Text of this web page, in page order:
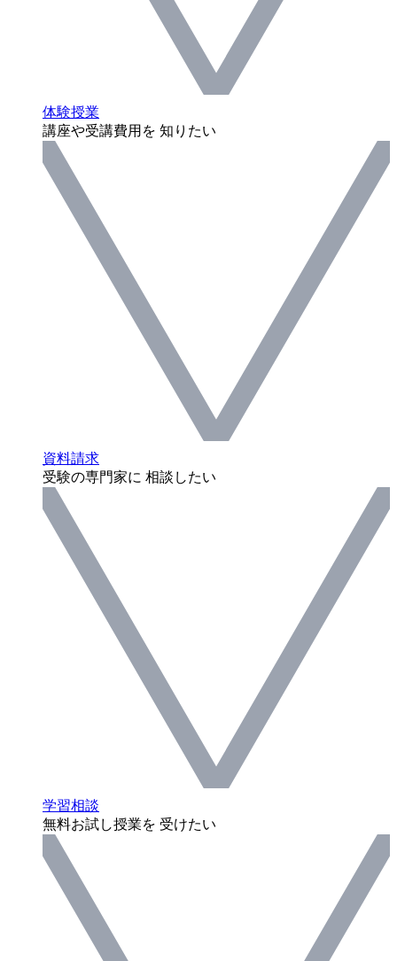
体験授業
講座や受講費用を 知りたい
資料請求
受験の専門家に 相談したい
学習相談
無料お試し授業を 受けたい